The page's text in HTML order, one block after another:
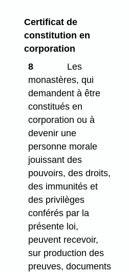
Certificat de
constitution en
corporation
8
Les
monastères, qui
demandent à être
constitués en
corporation ou à
devenir une
personne morale
jouissant des
pouvoirs, des droits,
des immunités et
des privilèges
conférés par la
présente loi,
peuvent recevoir,
sur production des
preuves, documents